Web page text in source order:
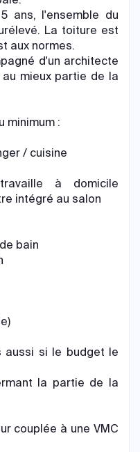
ans, l'ensemble du
La toiture est
aux normes.
d'un architecte
mieux partie de la
minimum :
/ cuisine
à domicile
intégré au salon
bain
aussi si le budget le
la partie de la
couplée à une VMC